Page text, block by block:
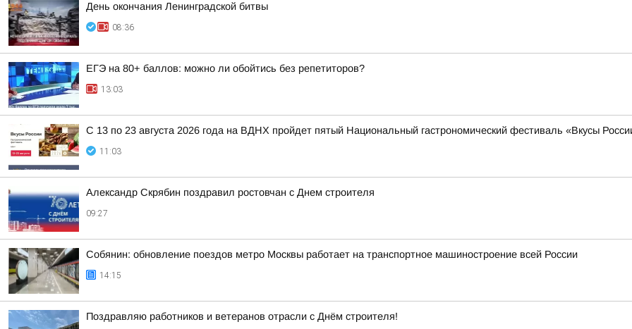
День окончания Ленинградской битвы
08:36
ЕГЭ на 80+ баллов: можно ли обойтись без репетиторов?
13:03
С 13 по 23 августа 2026 года на ВДНХ пройдет пятый Национальный гастрономический фестиваль «Вкусы
11:03
Александр Скрябин поздравил ростовчан с Днем строителя
09:27
Собянин: обновление поездов метро Москвы работает на транспортное машиностроение всей России
14:15
Поздравляю работников и ветеранов отрасли с Днём строителя!